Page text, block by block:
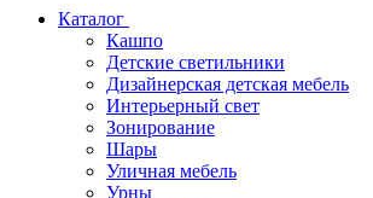
Каталог
Кашпо
Детские светильники
Дизайнерская детская мебель
Интерьерный свет
Зонирование
Шары
Уличная мебель
Урны